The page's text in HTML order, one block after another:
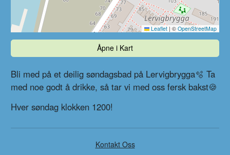
Leaflet | © OpenStreetMap
Åpne i Kart
Bli med på et deilig søndagsbad på Lervigbrygga🫧 Ta
med noe godt å drikke, så tar vi med oss fersk bakst🍪
Hver søndag klokken 1200!
Kontakt Oss